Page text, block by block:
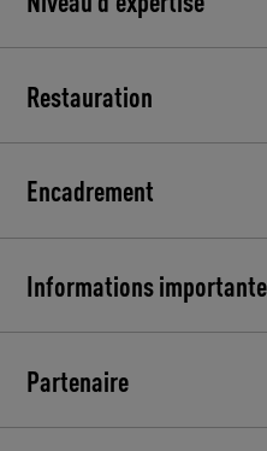
Restauration
Encadrement
Informations
Partenaire